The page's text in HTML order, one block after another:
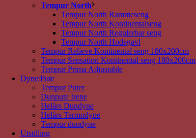
Tempur North
Tempur North Rammeseng
Tempur North Kontinentalseng
Tempur North Regulerbar seng
Tempur North Hodegavl
Tempur Relieve Kontinental seng 180x200cm
Tempur Sensation Kontinental seng 180x200cm
Tempur Prima Adjustable
Dyne/Pute
Tempur Puter
Dunpute Irene
Helårs Dundyne
Helårs Termodyne
Tempur dundyne
Utstilling